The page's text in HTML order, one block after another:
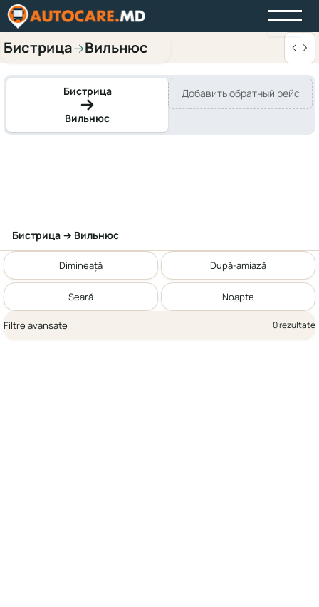
Бистрица→Вильнюс
Бистрица
Вильнюс
Добавить обратный рейс
Бистрица → Вильнюс
Dimineață După-amiază
Seară Noapte
Filtre avansate 0 rezultate